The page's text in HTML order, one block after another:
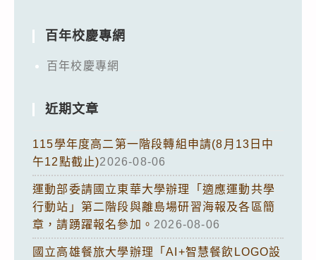
百年校慶專網
百年校慶專網
近期文章
115學年度高二第一階段轉組申請(8月13日中
午12點截止)2026-08-06
運動部委請國立東華大學辦理「適應運動共學
行動站」第二階段與離島場研習海報及各區簡
章，請踴躍報名參加。 2026-08-06
國立高雄餐旅大學辦理「AI+智慧餐飲LOGO設